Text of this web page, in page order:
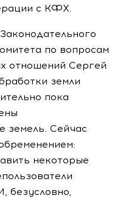
с КФХ.
по вопросам
отношений Сергей
земли
пока
земель. Сейчас
некоторые
безусловно,